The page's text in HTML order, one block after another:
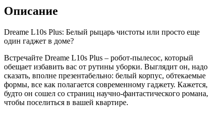
(rll42sd)
Описание
Dreame L10s Plus: Белый рыцарь чистоты или просто еще
один гаджет в доме?
Встречайте Dreame L10s Plus – робот-пылесос, который
обещает избавить вас от рутины уборки. Выглядит он, надо
сказать, вполне презентабельно: белый корпус, обтекаемые
формы, все как полагается современному гаджету. Кажется,
будто он сошел со страниц научно-фантастического романа,
чтобы поселиться в вашей квартире.